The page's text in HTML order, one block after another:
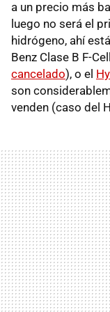
a un precio más
luego no será el
hidrógeno, ahí
Benz Clase B F-
cancelado), o el
son
venden (caso del